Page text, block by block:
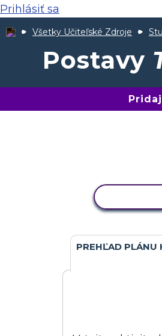
Prihlásiť sa
Všetky Učiteľské Zdroje
Postavy
PREHĽAD PLÁNU